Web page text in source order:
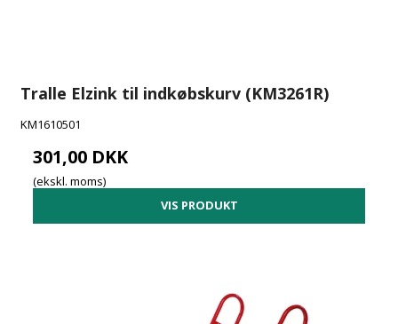
Tralle Elzink til indkøbskurv (KM3261R)
KM1610501
301,00 DKK
(ekskl. moms)
VIS PRODUKT